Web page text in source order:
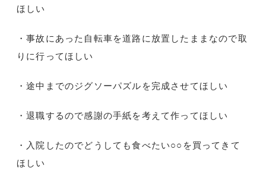
ほしい
・事故にあった自転車を道路に放置したままなので取
りに行ってほしい
・途中までのジグソーパズルを完成させてほしい
・退職するので感謝の手紙を考えて作ってほしい
・入院したのでどうしても食べたい○○を買ってきて
ほしい